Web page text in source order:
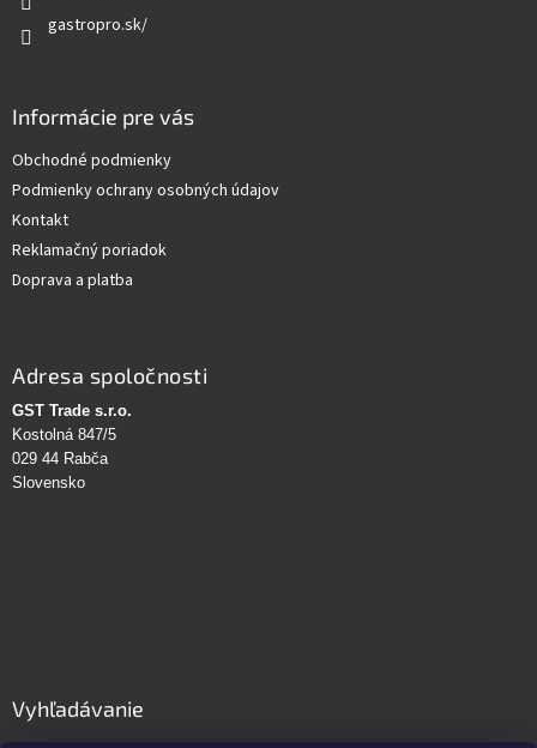
gastropro.sk/
Informácie pre vás
Obchodné podmienky
Podmienky ochrany osobných údajov
Kontakt
Reklamačný poriadok
Doprava a platba
Adresa spoločnosti
GST Trade s.r.o.
Kostolná 847/5
029 44 Rabča
Slovensko
Vyhľadávanie